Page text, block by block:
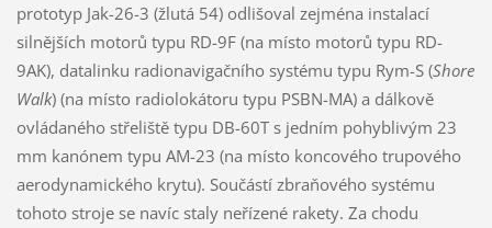
prototyp Jak-26-3 (žlutá 54) odlišoval zejména instalací
silnějších motorů typu RD-9F (na místo motorů typu RD-
9AK), datalinku radionavigačního systému typu Rym-S (Shore
Walk) (na místo radiolokátoru typu PSBN-MA) a dálkově
ovládaného střeliště typu DB-60T s jedním pohyblivým 23
mm kanónem typu AM-23 (na místo koncového trupového
aerodynamického krytu). Součástí zbraňového systému
tohoto stroje se navíc staly neřízené rakety. Za chodu